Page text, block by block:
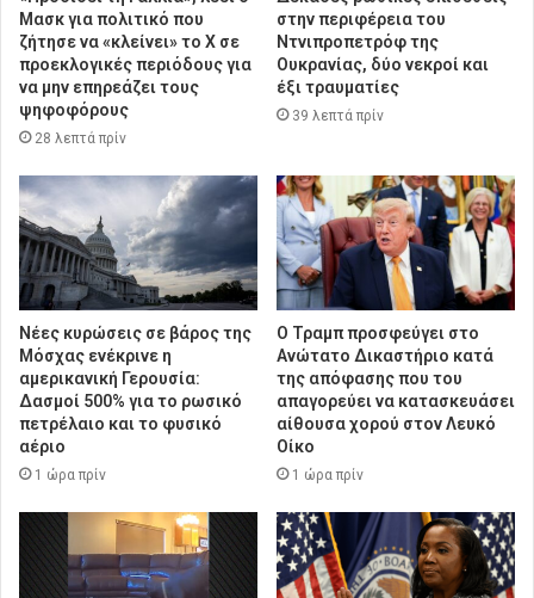
Μασκ για πολιτικό που
ζήτησε να «κλείνει» το X σε
προεκλογικές περιόδους για
να μην επηρεάζει τους
ψηφοφόρους
28 λεπτά πρίν
στην περιφέρεια του
Ντνιπροπετρόφ της
Ουκρανίας, δύο νεκροί και
έξι τραυματίες
39 λεπτά πρίν
Νέες κυρώσεις σε βάρος της
Μόσχας ενέκρινε η
αμερικανική Γερουσία:
Δασμοί 500% για το ρωσικό
πετρέλαιο και το φυσικό
αέριο
1 ώρα πρίν
Ο Τραμπ προσφεύγει στο
Ανώτατο Δικαστήριο κατά
της απόφασης που του
απαγορεύει να κατασκευάσει
αίθουσα χορού στον Λευκό
Οίκο
1 ώρα πρίν